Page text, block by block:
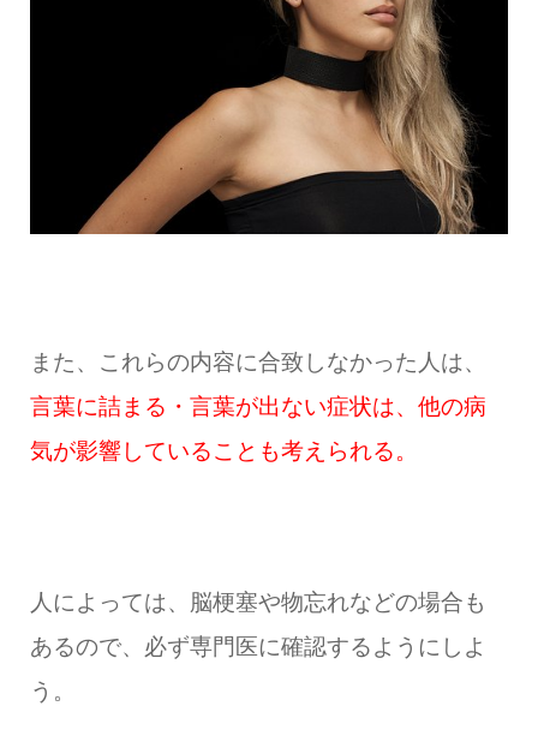
また、これらの内容に合致しなかった人は、
言葉に詰まる・言葉が出ない症状は、他の病
気が影響していることも考えられる。
人によっては、脳梗塞や物忘れなどの場合も
あるので、必ず専門医に確認するようにしよ
う。